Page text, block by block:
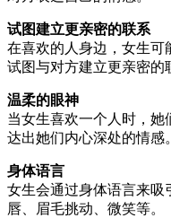
试图建立更亲密的联系
在喜欢的人身边，女生可
试图与对方建立更亲密的
温柔的眼神
当女生喜欢一个人时，
达出她们内心深处的情感。
身体语言
女生会通过身体语言来吸
唇、眉毛挑动、微笑等。